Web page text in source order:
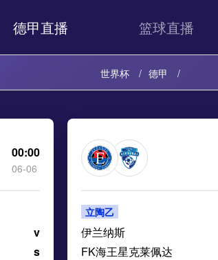
德甲直播 篮球直播
世界杯 德甲
00:00
06-06
v
s
立陶乙
伊兰纳斯
FK海王星克莱佩达